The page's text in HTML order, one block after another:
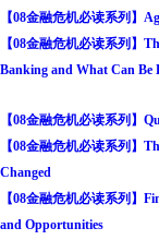
【08金融危机必读系列】
【08金融危机必读系列】
Banking and What Can Be
【08金融危机必读系列】
【08金融危机必读系列】
Changed
【08金融危机必读系列】
and Opportunities